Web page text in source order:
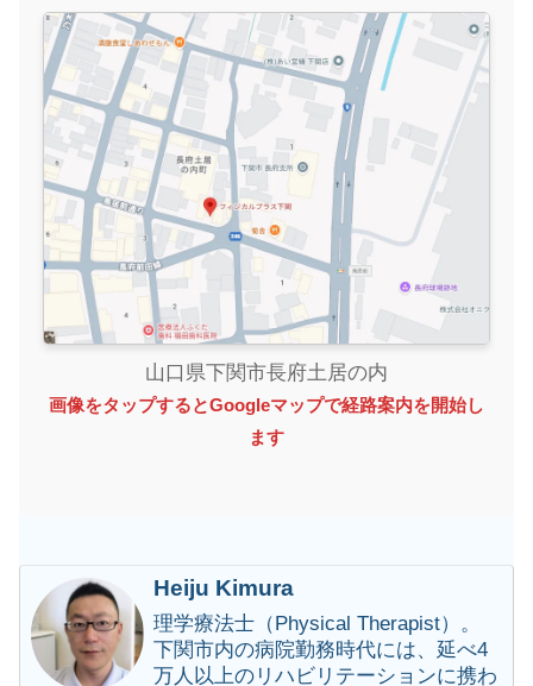
山口県下関市長府土居の内
画像をタップするとGoogleマップで経路案内を開始し
ます
Heiju Kimura
理学療法士（Physical Therapist）。
下関市内の病院勤務時代には、延べ4
万人以上のリハビリテーションに携わ